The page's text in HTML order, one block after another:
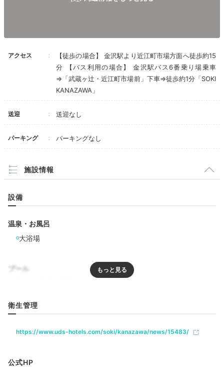
サシェ作り体験
共用スペースでは、宿泊客なら誰でも無料参加できるア
クティビティ「サシェ（香り袋）づくり体験」を開催し
GOOD♡
アクセス
【徒歩の場合】 金沢駅より近江町市場方面へ徒歩約15
分 【バス利用の場合】 金沢駅バス6番乗り場乗車
⇒「武蔵ヶ辻・近江町市場前」下車⇒徒歩約1分「SOKI
KANAZAWA」
送迎 送迎なし
パーキング パーキングなし
施設情報
設備
温泉・お風呂
大浴場
プール
リラクゼーション
衛生管理
https://www.uds-hotels.com/soki/kanazawa/news/15483/
公式HP